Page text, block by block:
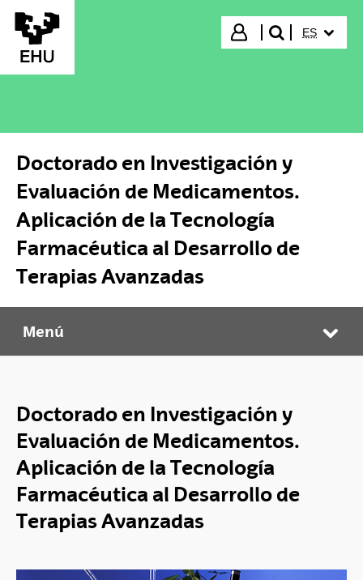
Saltar al contenido principal
Iniciar sesión
buscar"
ES
Doctorado en Investigación y
Evaluación de Medicamentos.
Aplicación de la Tecnología
Farmacéutica al Desarrollo de
Terapias Avanzadas
Doctorado en Investigación y Evaluación de Medicamentos. Aplicación de la Tecnología Farmacéutica al Desarrollo de Terapias Avanzadas
Menú
Doctorado en Investigación y
Evaluación de Medicamentos.
Aplicación de la Tecnología
Farmacéutica al Desarrollo de
Terapias Avanzadas